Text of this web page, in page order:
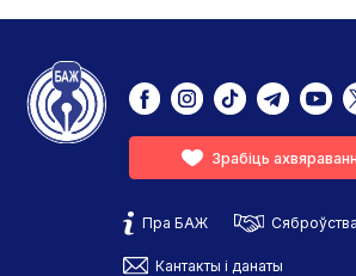
Зрабіць
Пра БАЖ
Кантакты і данаты